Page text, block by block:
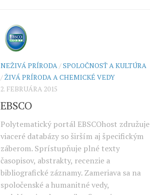
NEŽIVÁ PRÍRODA/SPOLOČNOSŤ A KULTÚRA
/ŽIVÁ PRÍRODA A CHEMICKÉ VEDY
2. FEBRUÁRA 2015
EBSCO
Polytematický portál EBSCOhost združuje
viaceré databázy so širším aj špecifickým
záberom. Sprístupňuje plné texty
časopisov, abstrakty, recenzie a
bibliografické záznamy. Zameriava sa na
spoločenské a humanitné vedy,